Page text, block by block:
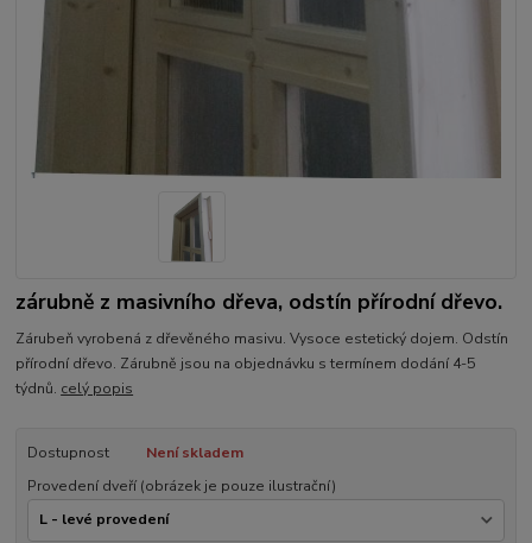
zárubně z masivního dřeva, odstín přírodní dřevo.
Zárubeň vyrobená z dřevěného masivu. Vysoce estetický dojem. Odstín
přírodní dřevo. Zárubně jsou na objednávku s termínem dodání 4-5
týdnů. celý popis
Dostupnost
Není skladem
Provedení dveří (obrázek je pouze ilustrační)